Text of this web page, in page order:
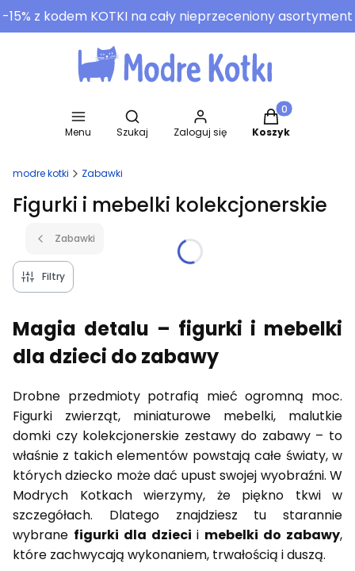
-15% z kodem KOTKI na cały nieprzeceniony asortyment
Menu
Otwórz wyszukiwarkę
Szukaj Zaloguj się
Produkty w
Koszyk
modre kotki Zabawki
Figurki i mebelki kolekcjonerskie
Zabawki
Filtry
Magia detalu – figurki i mebelki
dla dzieci do zabawy
Drobne przedmioty potrafią mieć ogromną moc.
Figurki zwierząt, miniaturowe mebelki, malutkie
domki czy kolekcjonerskie zestawy do zabawy – to
właśnie z takich elementów powstają całe światy, w
których dziecko może dać upust swojej wyobraźni. W
Modrych Kotkach wierzymy, że piękno tkwi w
szczegółach. Dlatego znajdziesz tu starannie
wybrane figurki dla dzieci i mebelki do zabawy,
które zachwycają wykonaniem, trwałością i duszą.